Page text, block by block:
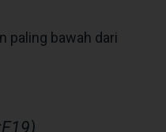
paling bawah dari